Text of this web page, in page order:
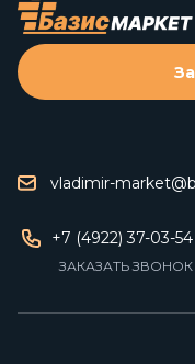
vladimir-
+7 (4922) 37-03-54
ЗАКАЗАТЬ ЗВОНОК